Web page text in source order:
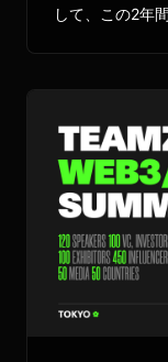
して、この2年
ーネットコン
しました。日
て発売し、す